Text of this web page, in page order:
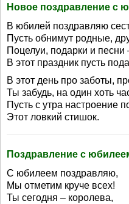
Новое поздравление с
В юбилей поздравляю
Пусть обнимут родные,
Поцелуи, подарки и
В этот праздник пусть
В этот день про заботы,
Ты забудь, на один хоть
Пусть с утра настроение
Этот ловкий стишок.
Поздравление с
С юбилеем поздравляю,
Мы отметим круче всех!
Ты сегодня – королева,